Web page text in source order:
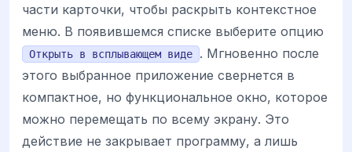
части карточки, чтобы раскрыть контекстное
меню. В появившемся списке выберите опцию
Открыть в всплывающем виде
. Мгновенно после
этого выбранное приложение свернется в
компактное, но функциональное окно, которое
можно перемещать по всему экрану. Это
действие не закрывает программу, а лишь